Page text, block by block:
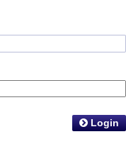
Login